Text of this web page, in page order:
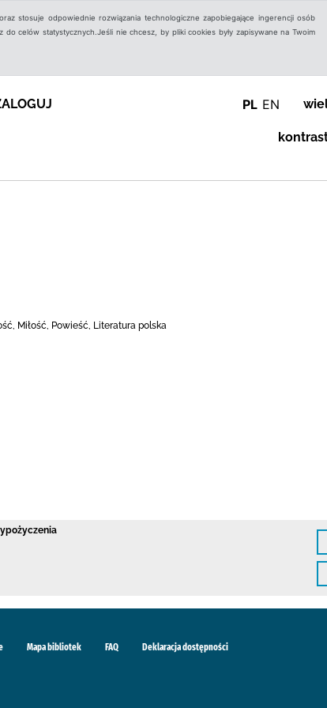
stosuje odpowiednie rozwiązania technologiczne zapobiegające ingerencji osób
celów statystycznych.Jeśli nie chcesz, by pliki cookies były zapisywane na Twoim
PL EN
Miłość, Powieść, Literatura polska
Mapa bibliotek FAQ Deklaracja dostępności